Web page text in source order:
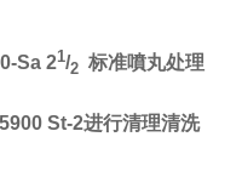
Sa 21/2 标准噴丸处理
St-2进行清理清洗